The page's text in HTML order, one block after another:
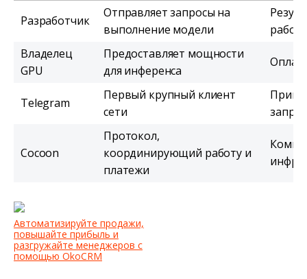
Разработчик
Отправляет запросы на
выполнение модели
Владелец
GPU
Предоставляет мощности
для инференса
Telegram
Первый крупный клиент
сети
Cocoon
Протокол,
координирующий работу и
платежи
Автоматизируйте продажи,
повышайте прибыль и
разгружайте менеджеров с
помощью OkoCRM